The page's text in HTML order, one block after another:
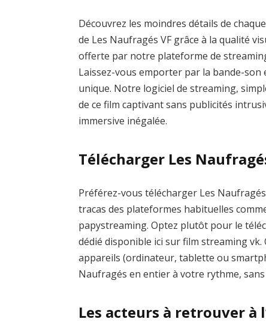
Découvrez les moindres détails de
de Les Naufragés VF grâce à la qualité
offerte par notre plateforme de
Laissez-vous emporter par la bande-
unique. Notre logiciel de streaming,
de ce film captivant sans publicités
immersive inégalée.
Télécharger Les
Préférez-vous télécharger Les
tracas des plateformes habituelles
papystreaming. Optez plutôt pour le
dédié disponible ici sur film streaming
appareils (ordinateur, tablette ou
Naufragés en entier à votre rythme,
Les acteurs à retrouver à